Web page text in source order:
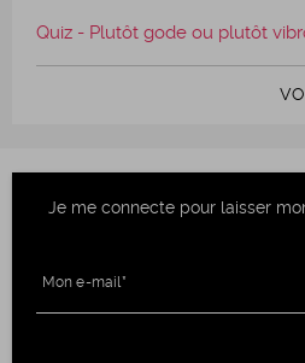
Quiz - Plutôt gode ou plutôt
Je me connecte pour laisser
Mon e-mail